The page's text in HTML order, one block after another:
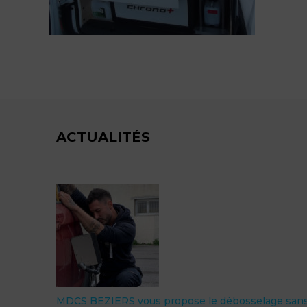
ACTUALITÉS
MDCS BEZIERS vous propose le débosselage sans